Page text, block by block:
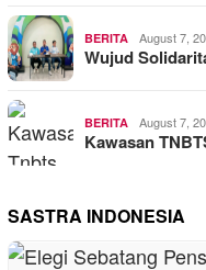
BERITA August 7,
Wujud
BERITA August 7,
Kawasan
SASTRA INDONESIA